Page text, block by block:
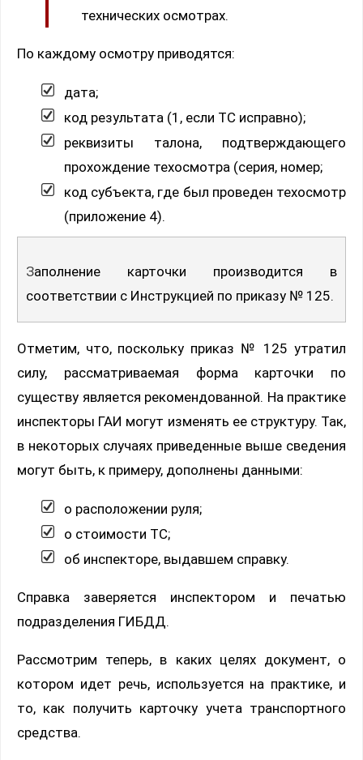
технических осмотрах.
По каждому осмотру приводятся:
дата;
код результата (1, если ТС исправно);
реквизиты талона, подтверждающего
прохождение техосмотра (серия, номер;
код субъекта, где был проведен техосмотр
(приложение 4).
Заполнение карточки производится в
соответствии с Инструкцией по приказу № 125.
Отметим, что, поскольку приказ № 125 утратил
силу, рассматриваемая форма карточки по
существу является рекомендованной. На практике
инспекторы ГАИ могут изменять ее структуру. Так,
в некоторых случаях приведенные выше сведения
могут быть, к примеру, дополнены данными:
о расположении руля;
о стоимости ТС;
об инспекторе, выдавшем справку.
Справка заверяется инспектором и печатью
подразделения ГИБДД.
Рассмотрим теперь, в каких целях документ, о
котором идет речь, используется на практике, и
то, как получить карточку учета транспортного
средства.